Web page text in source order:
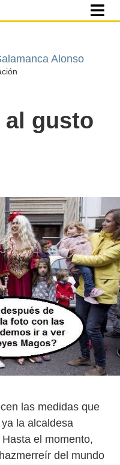
Alonso
al gusto
las medidas que
la alcaldesa
el momento,
del mundo